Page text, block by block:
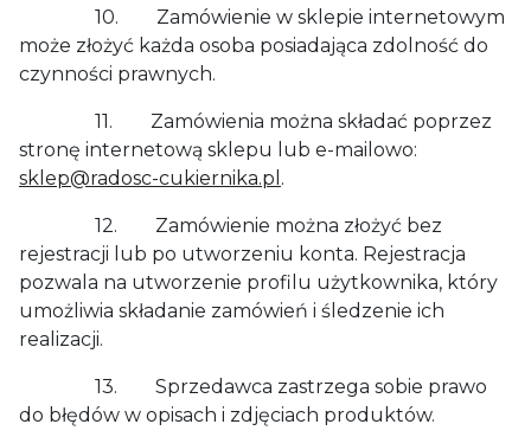
10. Zamówienie w sklepie internetowym
może złożyć każda osoba posiadająca zdolność do
czynności prawnych.
11. Zamówienia można składać poprzez
stronę internetową sklepu lub e-mailowo:
sklep@radosc-cukiernika.pl .
12. Zamówienie można złożyć bez
rejestracji lub po utworzeniu konta. Rejestracja
pozwala na utworzenie profilu użytkownika, który
umożliwia składanie zamówień i śledzenie ich
realizacji.
13. Sprzedawca zastrzega sobie prawo
do błędów w opisach i zdjęciach produktów.